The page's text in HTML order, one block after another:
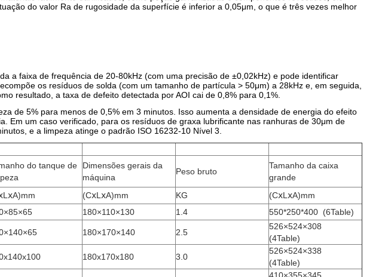
do valor Ra de rugosidade da superfície é inferior a 0,05μm, o que é três vezes melhor
a faixa de frequência de 20-80kHz (com uma precisão de ±0,02kHz) e pode identificar
os resíduos de solda (com um tamanho de partícula > 50μm) a 28kHz e, em seguida,
resultado, a taxa de defeito detectada por AOI cai de 0,8% para 0,1%.
de 5% para menos de 0,5% em 3 minutos. Isso aumenta a densidade de energia do efeito
Em um caso verificado, para os resíduos de graxa lubrificante nas ranhuras de 30μm de
e a limpeza atinge o padrão ISO 16232-10 Nível 3.
do tanque de
Dimensões gerais da
máquina
Peso bruto
Tamanho da caixa
grande
(CⅹLⅹA)mm KG
(CⅹLⅹA)mm
180×110×130 1.4 550*250*400 (6Table)
180×170×140 2.5
526×524×308
(4Table)
180x170x180 3.0
526×524×338
(4Table)